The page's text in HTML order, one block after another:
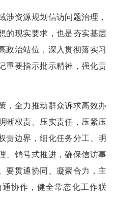
资源规划信访问题治理，
的现实要求，也是夯实基层
政治站位，深入贯彻落实习
重要指示批示精神，强化责
全力推动群众诉求高效办
晰权责、压实责任，压紧压
责边界，细化任务分工、明
、销号式推进，确保信访事
要贯通协同、凝聚合力，主
协作，健全常态化工作联